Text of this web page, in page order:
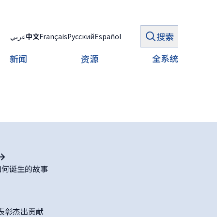
عربي中文FrançaisРусскийEspañol
搜索
新闻
资源 全系统
诞生的故事
彰杰出贡献